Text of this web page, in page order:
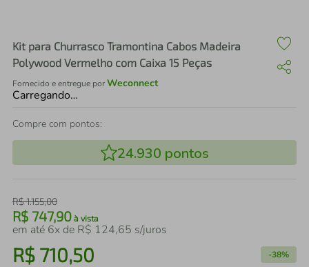
Kit para Churrasco Tramontina Cabos Madeira
Polywood Vermelho com Caixa 15 Peças
Fornecido e entregue porWeconnect
Carregando…
Compre com pontos:
24.930 pontos
R$1.155,00
R$ 747,90 à vista
em até 6x de R$ 124,65 s/juros
R$ 710,50 -38%